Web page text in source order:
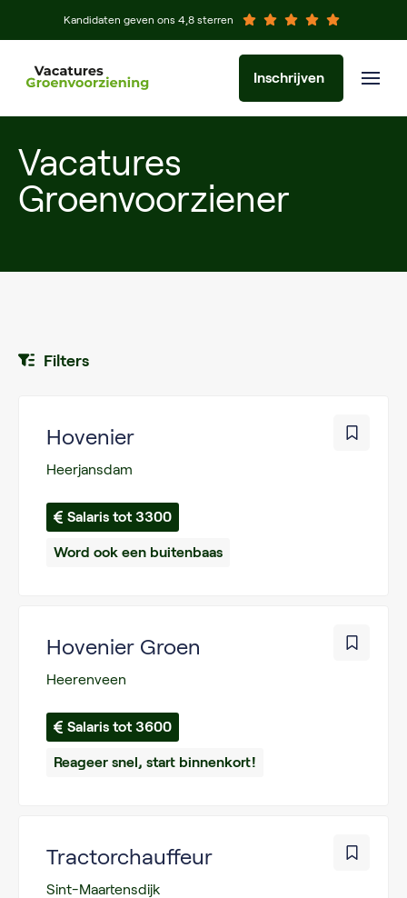
Kandidaten geven ons 4,8 sterren
Inschrijven
Vacatures
Groenvoorziener
Filters
Hovenier
Heerjansdam
Salaris tot 3300
Word ook een buitenbaas
Hovenier Groen
Heerenveen
Salaris tot 3600
Reageer snel, start binnenkort!
Tractorchauffeur
Sint-Maartensdijk